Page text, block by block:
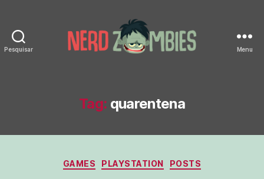
Pesquisar Menu
Tag: quarentena
Categorias
GAMES PLAYSTATION POSTS